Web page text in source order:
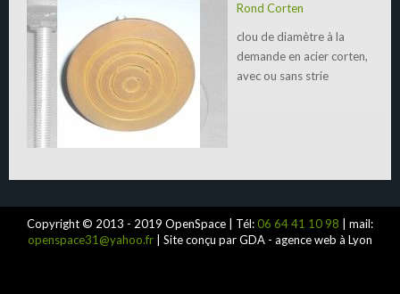
Rond Corten
clou de diamètre à la
demande en acier corten,
avec ou sans strie
Copyright © 2013 - 2019 OpenSpace | Tél:06 64 41 10 98 | mail:
openspace31@yahoo.fr | Site conçu par GDA - agence web à Lyon